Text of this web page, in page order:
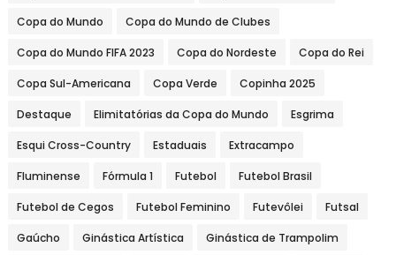
Copa do Mundo Copa do Mundo de Clubes
Copa do Mundo FIFA 2023 Copa do Nordeste Copa do Rei
Copa Sul-Americana Copa Verde Copinha 2025
Destaque Elimitatórias da Copa do Mundo Esgrima
Esqui Cross-Country Estaduais Extracampo
Fluminense Fórmula 1 Futebol Futebol Brasil
Futebol de Cegos Futebol Feminino Futevôlei Futsal
Gaúcho Ginástica Artística Ginástica de Trampolim